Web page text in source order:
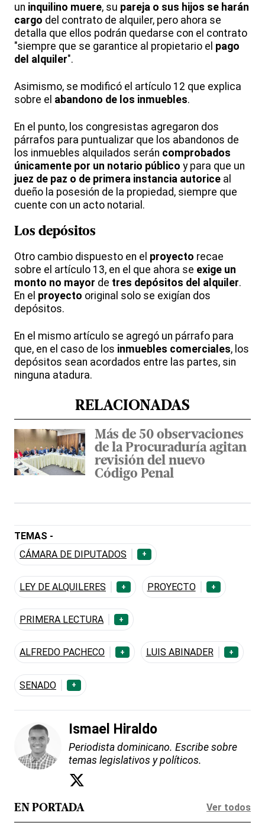
un inquilino muere, su pareja o sus hijos se harán
cargo del contrato de alquiler, pero ahora se
detalla que ellos podrán quedarse con el contrato
"siempre que se garantice al propietario el pago
del alquiler".
Asimismo, se modificó el artículo 12 que explica
sobre el abandono de los inmuebles.
En el punto, los congresistas agregaron dos
párrafos para puntualizar que los abandonos de
los inmuebles alquilados serán comprobados
únicamente por un notario público y para que un
juez de paz o de primera instancia autorice al
dueño la posesión de la propiedad, siempre que
cuente con un acto notarial.
Los depósitos
Otro cambio dispuesto en el proyecto recae
sobre el artículo 13, en el que ahora se exige un
monto no mayor de tres depósitos del alquiler.
En el proyecto original solo se exigían dos
depósitos.
En el mismo artículo se agregó un párrafo para
que, en el caso de los inmuebles comerciales, los
depósitos sean acordados entre las partes, sin
ninguna atadura.
RELACIONADAS
Más de 50 observaciones
de la Procuraduría agitan
revisión del nuevo
Código Penal
TEMAS -
CÁMARA DE DIPUTADOS
+
LEY DE ALQUILERES + PROYECTO +
PRIMERA LECTURA +
ALFREDO PACHECO + LUIS ABINADER +
SENADO +
Ismael Hiraldo
Periodista dominicano. Escribe sobre
temas legislativos y políticos.
EN PORTADA Ver todos